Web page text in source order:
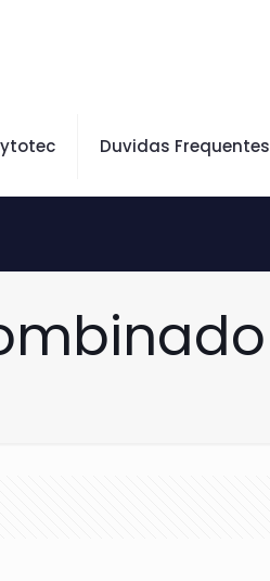
Duvidas Frequentes